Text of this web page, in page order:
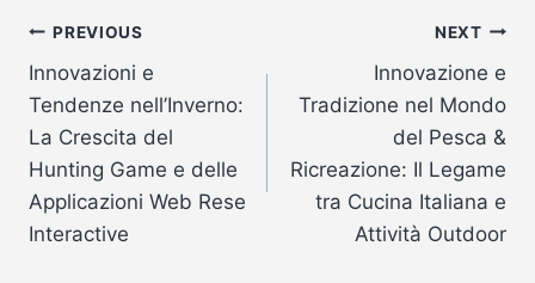
Post
navigation
PREVIOUS
Innovazioni e
Tendenze nell’Inverno:
La Crescita del
Hunting Game e delle
Applicazioni Web Rese
Interactive
NEXT
Innovazione e
Tradizione nel Mondo
del Pesca &
Ricreazione: Il Legame
tra Cucina Italiana e
Attività Outdoor